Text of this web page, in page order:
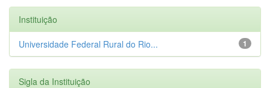
Instituição
1
Universidade Federal Rural do Rio...
Sigla da Instituição